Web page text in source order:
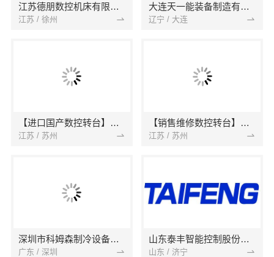
江苏德朋数控机床有限公司
江苏 / 徐州
大连天一能装备制造有限公司
辽宁 / 大连
【进口国产数控转台】四轴转台_五轴转台
江苏 / 苏州
【销售维修数控转台】第四轴_第五轴_分度盘
江苏 / 苏州
深圳市科姆森制冷设备有限公司
广东 / 深圳
山东泰丰智能控制股份有限公司
山东 / 济宁